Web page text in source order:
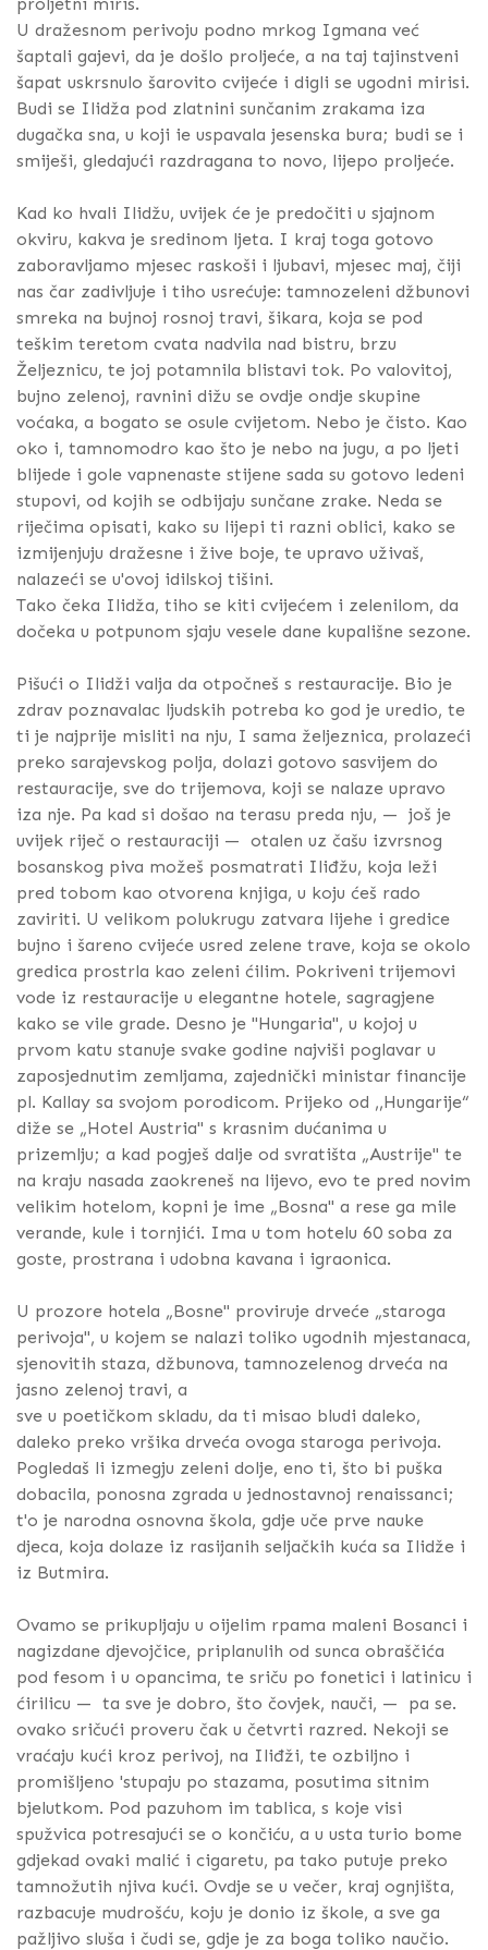
U dražesnom perivoju podno mrkog Igmana već
šaptali gajevi, da je došlo proljeće, a na taj tajinstveni
šapat uskrsnulo šarovito cvijeće i digli se ugodni mirisi.
Budi se Ilidža pod zlatnini sunčanim zrakama iza
dugačka sna, u koji ie uspavala jesenska bura; budi se i
smiješi, gledajući razdragana to novo, lijepo proljeće.
Kad ko hvali Ilidžu, uvijek će je predočiti u sjajnom
okviru, kakva je sredinom ljeta. I kraj toga gotovo
zaboravljamo mjesec raskoši i ljubavi, mjesec maj, čiji
nas čar zadivljuje i tiho usrećuje: tamnozeleni džbunovi
smreka na bujnoj rosnoj travi, šikara, koja se pod
teškim teretom cvata nadvila nad bistru, brzu
Željeznicu, te joj potamnila blistavi tok. Po valovitoj,
bujno zelenoj, ravnini dižu se ovdje ondje skupine
voćaka, a bogato se osule cvijetom. Nebo je čisto. Kao
oko i, tamnomodro kao što je nebo na jugu, a po ljeti
blijede i gole vapnenaste stijene sada su gotovo ledeni
stupovi, od kojih se odbijaju sunčane zrake. Neda se
riječima opisati, kako su lijepi ti razni oblici, kako se
izmijenjuju dražesne i žive boje, te upravo uživaš,
nalazeći se u'ovoj idilskoj tišini.
Tako čeka Ilidža, tiho se kiti cvijećem i zelenilom, da
dočeka u potpunom sjaju vesele dane kupališne sezone.
Pišući o Ilidži valja da otpočneš s restauracije. Bio je
zdrav poznavalac ljudskih potreba ko god je uredio, te
ti je najprije misliti na nju, I sama željeznica, prolazeći
preko sarajevskog polja, dolazi gotovo sasvijem do
restauracije, sve do trijemova, koji se nalaze upravo
iza nje. Pa kad si došao na terasu preda nju, — još je
uvijek riječ o restauraciji — otalen uz čašu izvrsnog
bosanskog piva možeš posmatrati Iliđžu, koja leži
pred tobom kao otvorena knjiga, u koju ćeš rado
zaviriti. U velikom polukrugu zatvara lijehe i gredice
bujno i šareno cvijeće usred zelene trave, koja se okolo
gredica prostrla kao zeleni ćilim. Pokriveni trijemovi
vode iz restauracije u elegantne hotele, sagragjene
kako se vile grade. Desno je "Hungaria", u kojoj u
prvom katu stanuje svake godine najviši poglavar u
zaposjednutim zemljama, zajednički ministar financije
pl. Kallay sa svojom porodicom. Prijeko od ,,Hungarije“
diže se „Hotel Austria" s krasnim dućanima u
prizemlju; a kad pogješ dalje od svratišta „Austrije" te
na kraju nasada zaokreneš na lijevo, evo te pred novim
velikim hotelom, kopni je ime „Bosna" a rese ga mile
verande, kule i tornjići. Ima u tom hotelu 60 soba za
goste, prostrana i udobna kavana i igraonica.
U prozore hotela „Bosne" proviruje drveće „staroga
perivoja", u kojem se nalazi toliko ugodnih mjestanaca,
sjenovitih staza, džbunova, tamnozelenog drveća na
jasno zelenoj travi, a
sve u poetičkom skladu, da ti misao bludi daleko,
daleko preko vršika drveća ovoga staroga perivoja.
Pogledaš li izmegju zeleni dolje, eno ti, što bi puška
dobacila, ponosna zgrada u jednostavnoj renaissanci;
t'o je narodna osnovna škola, gdje uče prve nauke
djeca, koja dolaze iz rasijanih seljačkih kuća sa Ilidže i
iz Butmira.
Ovamo se prikupljaju u oijelim rpama maleni Bosanci i
nagizdane djevojčice, priplanulih od sunca obraščića
pod fesom i u opancima, te sriču po fonetici i latinicu i
ćirilicu — ta sve je dobro, što čovjek, nauči, — pa se.
ovako sričući proveru čak u četvrti razred. Nekoji se
vraćaju kući kroz perivoj, na Iliđži, te ozbiljno i
promišljeno 'stupaju po stazama, posutima sitnim
bjelutkom. Pod pazuhom im tablica, s koje visi
spužvica potresajući se o končiću, a u usta turio bome
gdjekad ovaki malić i cigaretu, pa tako putuje preko
tamnožutih njiva kući. Ovdje se u večer, kraj ognjišta,
razbacuje mudrošću, koju je donio iz škole, a sve ga
pažljivo sluša i čudi se, gdje je za boga toliko naučio.